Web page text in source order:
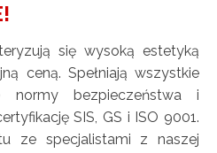
się wysoką estetyką
ceną. Spełniają wszystkie
normy bezpieczeństwa i
SIS, GS i ISO 9001.
ze specjalistami z naszej